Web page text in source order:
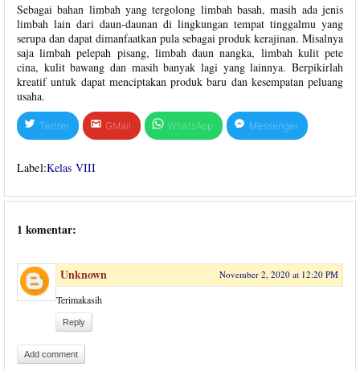
Sebagai bahan limbah yang tergolong limbah basah, masih ada jenis
limbah lain dari daun-daunan di lingkungan tempat tinggalmu yang
serupa dan dapat dimanfaatkan pula sebagai produk kerajinan. Misalnya
saja limbah pelepah pisang, limbah daun nangka, limbah kulit pete
cina, kulit bawang dan masih banyak lagi yang lainnya. Berpikirlah
kreatif untuk dapat menciptakan produk baru dan kesempatan peluang
usaha.
Twitter GMail WhatsApp Messenger
Label:Kelas VIII
1 komentar:
Unknown November 2, 2020 at 12:20 PM
Terimakasih
Reply
Add comment